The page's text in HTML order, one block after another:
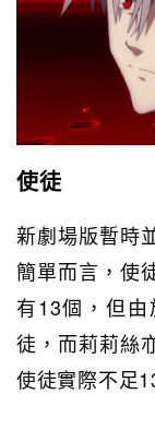
使徒
新劇場版暫時
簡單而言，使
有13個，但
徒，而莉莉絲
使徒實際不足